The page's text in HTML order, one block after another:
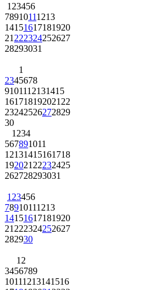
1 23456
78910111213
14151617181920
21 222324252627
28293031
1
2345678
9101112131415
161718192021 22
23242526272829
30
1 234
567891011
12131415161718
192021 22232425
262728293031
1 23456
78910111213
14151617181920
21 222324252627
282930
1 2
3456789
10111213141516